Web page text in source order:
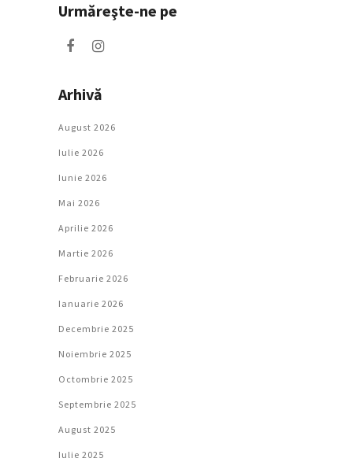
Urmăreşte-ne pe
Arhivă
August 2026
Iulie 2026
Iunie 2026
Mai 2026
Aprilie 2026
Martie 2026
Februarie 2026
Ianuarie 2026
Decembrie 2025
Noiembrie 2025
Octombrie 2025
Septembrie 2025
August 2025
Iulie 2025